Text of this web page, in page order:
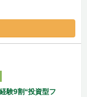
験9割“投資型フ